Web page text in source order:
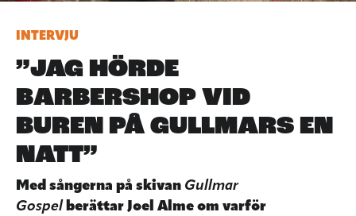
INTERVJU
”JAG HÖRDE
BARBERSHOP VID
BUREN PÅ GULLMARS EN
NATT”
Med sångerna på skivan Gullmar
Gospel berättar Joel Alme om varför